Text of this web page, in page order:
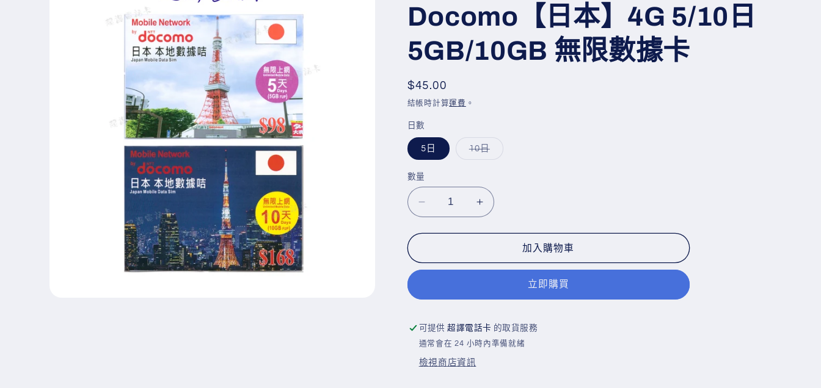
Docomo【日本】4G 5/10日
5GB/10GB 無限數據卡
定
價
$45.00
結帳時計算運費 。
日數
5日 10日子
或
無
法
供
數量
Docomo【日
日
無
數
據
卡
Docomo【日
日
5GB/10GB
無
數
據
加入購物車
立即購買
可提供超譯電話卡 的取貨服務
通常會在 24 小時內準備就緒
檢視商店資訊